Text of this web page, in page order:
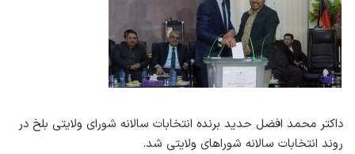
داکتر محمد افضل حدید برنده انتخابات سالانه شورای ولایتی بلخ در
روند انتخابات سالانه شوراهای ولایتی شد.